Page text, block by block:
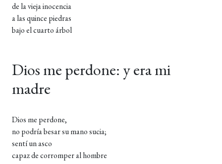
de la vieja inocencia
a las quince piedras
bajo el cuarto árbol
Dios me perdone: y era mi
madre
Dios me perdone,
no podría besar su mano sucia;
sentí un asco
capaz de corromper al hombre